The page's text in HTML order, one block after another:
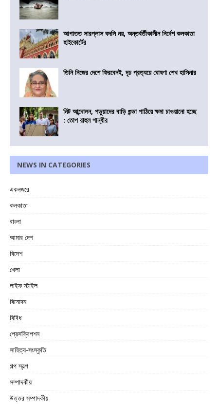
আপাতত সারপ্লাস বদলি নয়, অন্তর্বর্তীকালীন নির্দেশ কলকাতা
হাইকোর্টের
তিনি নিজের দেশে ফিরবেনই, দৃঢ প্রত্যয়ে ঘোষণা শেখ হাসিনার
নিট আন্দোলন, পড়ুয়াদের বাড়ি গুন্ডা পাঠিয়ে ক্ষমা চাওয়ানো হচ্ছে
: তোপ রাহুল গান্ধীর
NEWS IN CATEGORIES
একনজরে
কলকাতা
বাংলা
আমার দেশ
বিদেশ
খেলা
লাইফ স্টাইল
বিনোদন
বিবিধ
প্রেসক্রিপশন
সাহিত্য-সংস্কৃতি
গল্প স্বল্প
সম্পাদকীয়
উত্তর সম্পাদকীয়